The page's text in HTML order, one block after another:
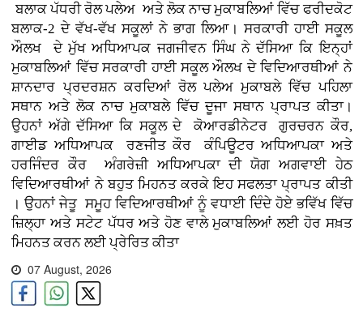
ਬਲਾਕ ਪੱਧਰੀ ਰੋਲ ਪਲੇਅ ਅਤੇ ਲੋਕ ਨਾਚ ਮੁਕਾਬਲਿਆਂ ਵਿੱਚ ਫਰੀਦਕੋਟ
ਬਲਾਕ-2 ਦੇ ਵੱਖ-ਵੱਖ ਸਕੂਲਾਂ ਨੇ ਭਾਗ ਲਿਆ। ਸਰਕਾਰੀ ਹਾਈ ਸਕੂਲ
ਔਲਖ ਦੇ ਮੁੱਖ ਅਧਿਆਪਕ ਜਗਜੀਵਨ ਸਿੰਘ ਨੇ ਦੱਸਿਆ ਕਿ ਇਨ੍ਹਾਂ
ਮੁਕਾਬਲਿਆਂ ਵਿੱਚ ਸਰਕਾਰੀ ਹਾਈ ਸਕੂਲ ਔਲਖ ਦੇ ਵਿਦਿਆਰਥੀਆਂ ਨੇ
ਸ਼ਾਨਦਾਰ ਪ੍ਰਦਰਸ਼ਨ ਕਰਦਿਆਂ ਰੋਲ ਪਲੇਅ ਮੁਕਾਬਲੇ ਵਿੱਚ ਪਹਿਲਾ
ਸਥਾਨ ਅਤੇ ਲੋਕ ਨਾਚ ਮੁਕਾਬਲੇ ਵਿੱਚ ਦੂਜਾ ਸਥਾਨ ਪ੍ਰਾਪਤ ਕੀਤਾ।
ਉਹਨਾਂ ਅੱਗੇ ਦੱਸਿਆ ਕਿ ਸਕੂਲ ਦੇ ਕੋਆਰਡੀਨੇਟਰ ਗੁਰਚਰਨ ਕੌਰ,
ਗਾਈਡ ਅਧਿਆਪਕ ਰਣਜੀਤ ਕੌਰ ਕੰਪਿਊਟਰ ਅਧਿਆਪਕਾ ਅਤੇ
ਹਰਜਿੰਦਰ ਕੌਰ ਅੰਗਰੇਜ਼ੀ ਅਧਿਆਪਕਾ ਦੀ ਯੋਗ ਅਗਵਾਈ ਹੇਠ
ਵਿਦਿਆਰਥੀਆਂ ਨੇ ਬਹੁਤ ਮਿਹਨਤ ਕਰਕੇ ਇਹ ਸਫਲਤਾ ਪ੍ਰਾਪਤ ਕੀਤੀ
। ਉਹਨਾਂ ਜੇਤੂ ਸਮੂਹ ਵਿਦਿਆਰਥੀਆਂ ਨੂੰ ਵਧਾਈ ਦਿੰਦੇ ਹੋਏ ਭਵਿੱਖ ਵਿੱਚ
ਜ਼ਿਲ੍ਹਾ ਅਤੇ ਸਟੇਟ ਪੱਧਰ ਅਤੇ ਹੋਣ ਵਾਲੇ ਮੁਕਾਬਲਿਆਂ ਲਈ ਹੋਰ ਸਖ਼ਤ
ਮਿਹਨਤ ਕਰਨ ਲਈ ਪ੍ਰੇਰਿਤ ਕੀਤਾ
07 August, 2026